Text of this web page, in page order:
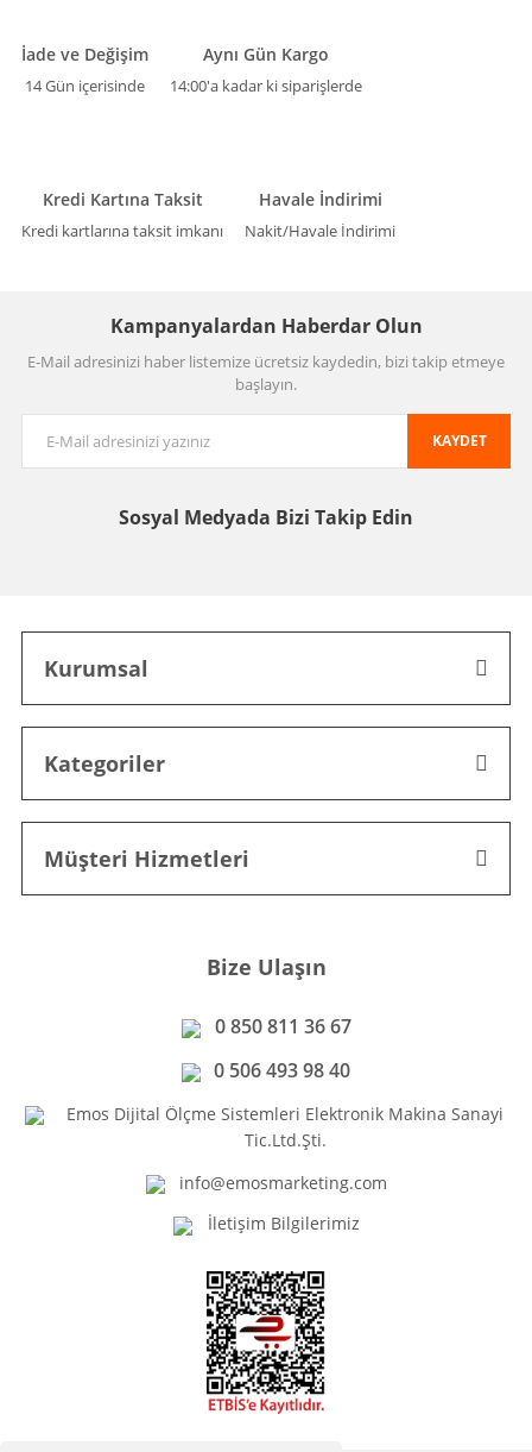
İade ve Değişim
14 Gün içerisinde
Aynı Gün Kargo
14:00'a kadar ki siparişlerde
Kredi Kartına Taksit
Kredi kartlarına taksit imkanı
Havale İndirimi
Nakit/Havale İndirimi
Kampanyalardan Haberdar Olun
E-Mail adresinizi haber listemize ücretsiz kaydedin, bizi takip etmeye
başlayın.
KAYDET
Sosyal Medyada Bizi Takip Edin
Kurumsal
Kategoriler
Müşteri Hizmetleri
Bize Ulaşın
0 850 811 36 67
0 506 493 98 40
Emos Dijital Ölçme Sistemleri Elektronik Makina Sanayi
Tic.Ltd.Şti.
info@emosmarketing.com
İletişim Bilgilerimiz